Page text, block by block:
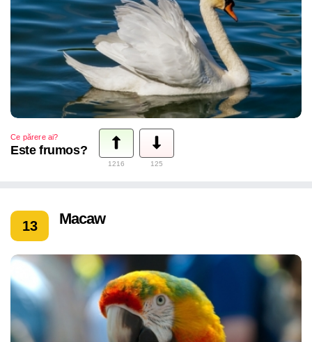
Ce părere ai?
Este frumos?
1216 125
13 Macaw